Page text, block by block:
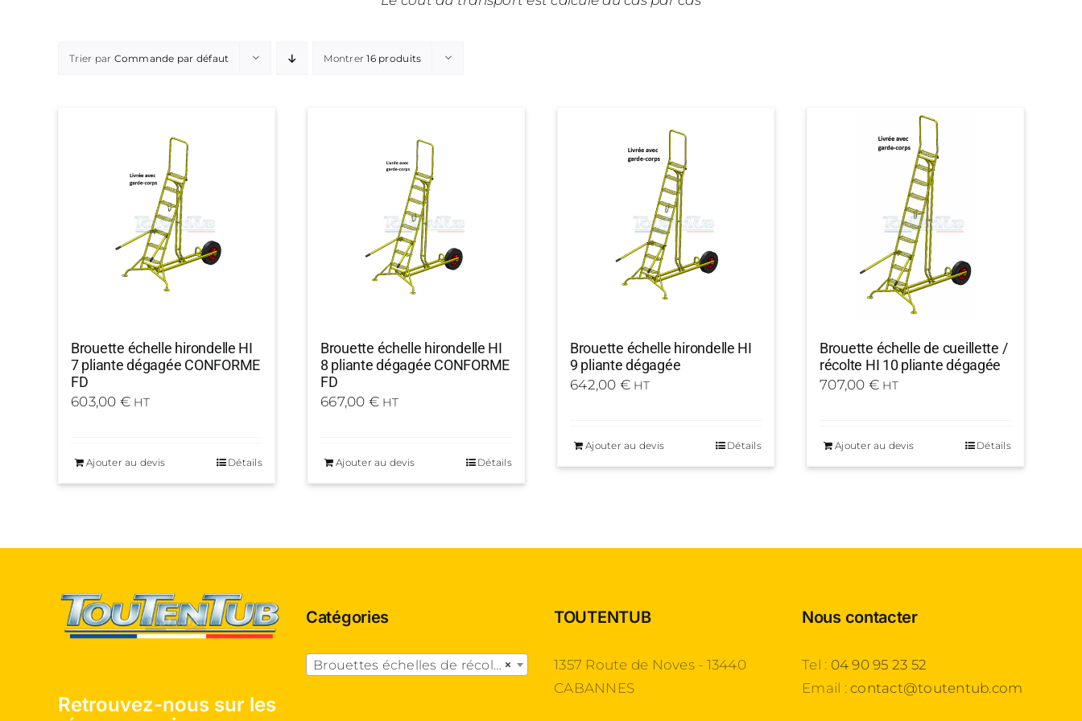
Trier par Commande par défaut Montrer16 produits
Brouette échelle hirondelle HI
7 pliante dégagée CONFORME
FD
603,00 € HT
Ajouter au devis Détails
Brouette échelle hirondelle HI
8 pliante dégagée CONFORME
FD
667,00 € HT
Ajouter au devis Détails
Brouette échelle hirondelle HI
9 pliante dégagée
642,00 € HT
Ajouter au devis Détails
Brouette échelle de cueillette /
récolte HI 10 pliante dégagée
707,00 € HT
Ajouter au devis Détails
Retrouvez-nous sur les
Catégories
×
Brouettes échelles de récolte- Pliantes dégagées
TOUTENTUB
1357 Route de Noves - 13440
CABANNES
Nous contacter
Tel : 04 90 95 23 52
Email :contact@toutentub.com